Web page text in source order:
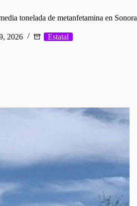
tonelada de metanfetamina en Sonora
2026 Estatal